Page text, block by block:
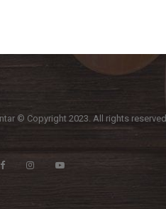
© Copyright 2023. All rights reserved.